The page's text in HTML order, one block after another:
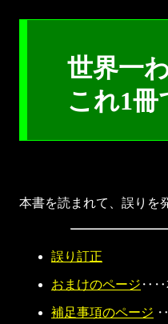
世界一
これ1
本書を読まれて、誤りを
誤り訂正
おまけのページ ‥‥
補足事項のページ